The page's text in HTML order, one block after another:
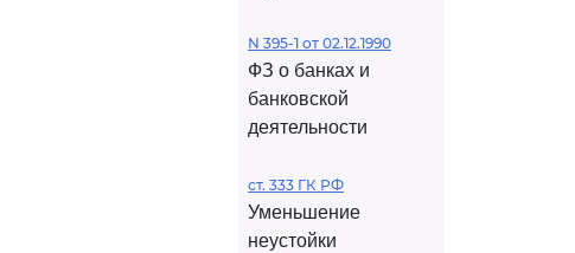
N 395-1 от 02.12.1990
ФЗ о банках и
банковской
деятельности
ст. 333 ГК РФ
Уменьшение
неустойки